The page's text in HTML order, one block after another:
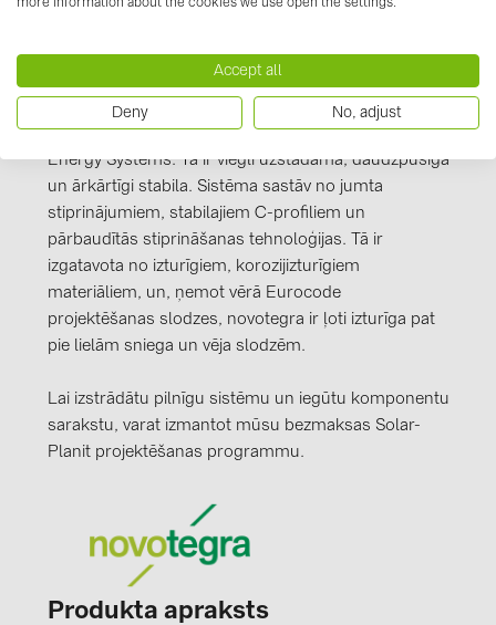
PYLONTECH (17)
QILOWATT (3)
SMA (1)
SolarEdge (2)
Solinteg (4)
Solis (63)
Stäubli (2)
TIGO (4)
Victron Energy B.V. (2)
Informācija par ražotāju
Mūsu novotegra montāžas sistēma, ar tās izcilajām
īpašībām, ir ekskluzīvi pieejama tikai BayWa r.e. Solar
Energy Systems. Tā ir viegli uzstādāma, daudzpusīga
un ārkārtīgi stabila. Sistēma sastāv no jumta
stiprinājumiem, stabilajiem C-profiliem un
pārbaudītās stiprināšanas tehnoloģijas. Tā ir
izgatavota no izturīgiem, korozijizturīgiem
materiāliem, un, ņemot vērā Eurocode
projektēšanas slodzes, novotegra ir ļoti izturīga pat
pie lielām sniega un vēja slodzēm.
Lai izstrādātu pilnīgu sistēmu un iegūtu komponentu
sarakstu, varat izmantot mūsu bezmaksas Solar-
Planit projektēšanas programmu.
Produkta apraksts
more information about the cookies we use open the settings.
Accept all
Deny No, adjust